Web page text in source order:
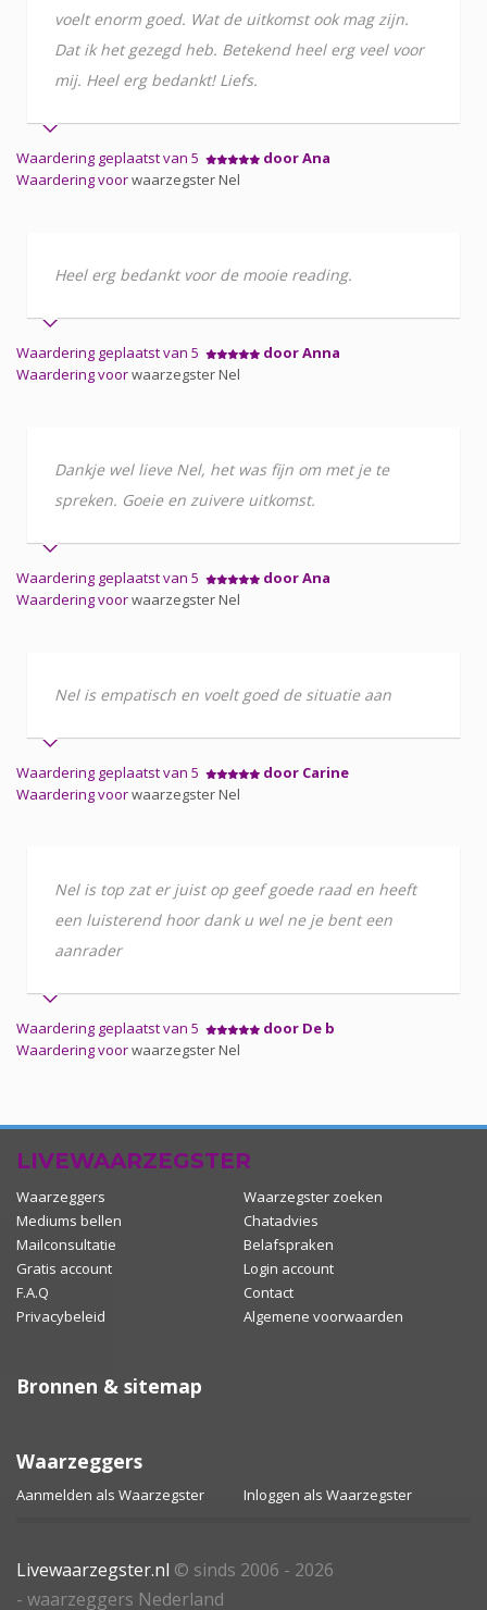
voelt enorm goed. Wat de uitkomst ook mag zijn.
Dat ik het gezegd heb. Betekend heel erg veel voor
mij. Heel erg bedankt! Liefs.
Waardering geplaatst van 5
door Ana
Waardering voorwaarzegster Nel
Heel erg bedankt voor de mooie reading.
Waardering geplaatst van 5
door Anna
Waardering voorwaarzegster Nel
Dankje wel lieve Nel, het was fijn om met je te
spreken. Goeie en zuivere uitkomst.
Waardering geplaatst van 5
door Ana
Waardering voorwaarzegster Nel
Nel is empatisch en voelt goed de situatie aan
Waardering geplaatst van 5
door Carine
Waardering voorwaarzegster Nel
Nel is top zat er juist op geef goede raad en heeft
een luisterend hoor dank u wel ne je bent een
aanrader
Waardering geplaatst van 5
door De b
Waardering voorwaarzegster Nel
LIVEWAARZEGSTER
Waarzeggers
Waarzegster zoeken
Mediums bellen
Chatadvies
Mailconsultatie
Belafspraken
Gratis account
Login account
F.A.Q
Contact
Privacybeleid
Algemene voorwaarden
Bronnen & sitemap
Waarzeggers
Aanmelden als Waarzegster Inloggen als Waarzegster
Livewaarzegster.nl © sinds 2006 - 2026
- waarzeggers Nederland